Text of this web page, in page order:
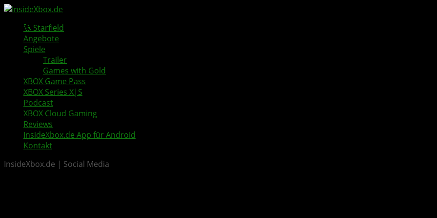
🚀 Starfield
Angebote
Spiele
Trailer
Games with Gold
XBOX Game Pass
XBOX Series X|S
Podcast
XBOX Cloud Gaming
Reviews
InsideXbox.de App für Android
Kontakt
InsideXbox.de | Social Media